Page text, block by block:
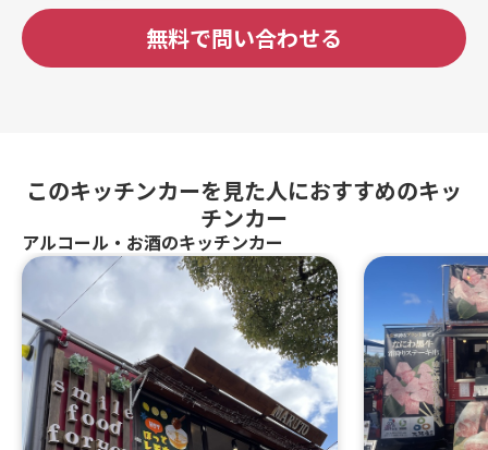
無料で問い合わせる
このキッチンカーを見た人におすすめのキッ
チンカー
アルコール・お酒のキッチンカー